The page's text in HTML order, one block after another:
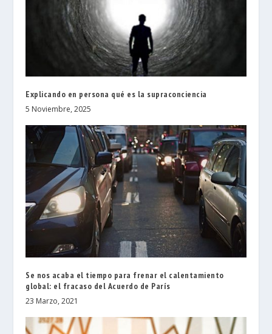
Explicando en persona qué es la supraconciencia
5 Noviembre, 2025
Se nos acaba el tiempo para frenar el calentamiento
global: el fracaso del Acuerdo de París
23 Marzo, 2021